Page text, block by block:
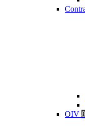
OIV 8